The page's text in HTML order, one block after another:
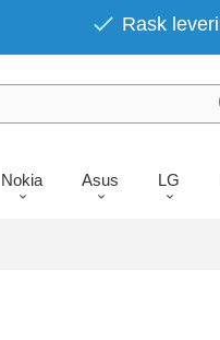
Rask
Nokia Asus LG